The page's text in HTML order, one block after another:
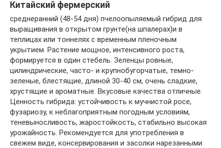
Китайский фермерский
среднеранний (48-54 дня) пчелоопыляемый гибрид для
выращивания в открытом грунте(на шпалерах)и в
теплицах или тоннелях с временным пленочным
укрытием. Растение мощное, интенсивного роста,
формируется в один стебель. Зеленцы ровные,
цилиндрические, часто- и крупнобугорчатые, темно-
зеленые, блестящие, длиной 30-40 см, очень сладкие,
хрустящие и ароматные. Вкусовые качества отличные.
Ценность гибрида: устойчивость к мучнистой росе,
фузариозу, к неблагоприятным погодным условиям,
теневыносливость, жаростойкость, стабильно высокая
урожайность. Рекомендуется для употребления в
свежем виде, консервирования и засолки нарезанными